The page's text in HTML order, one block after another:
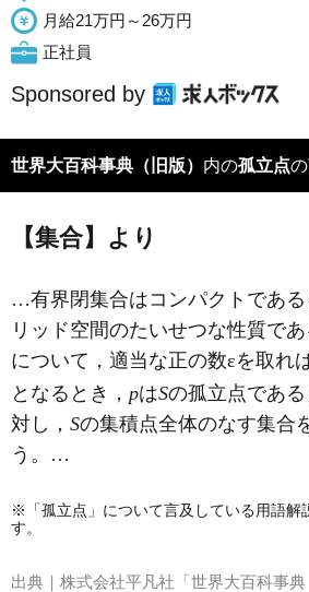
月給21万円～26万円
正社員
Sponsored by
世界大百科事典（旧版） 内の孤立点
【集合】より
…有界閉集合はコンパクト であ
リッド空間のたいせつな性質で
について，適当な正の数εを取れ
となるとき， pはSの孤立点であ
対し， Sの集積点全体のなす集合
う。…
※「孤立点」について言及している用語解
す。
出典｜ 株式会社平凡社「世界大百科事典